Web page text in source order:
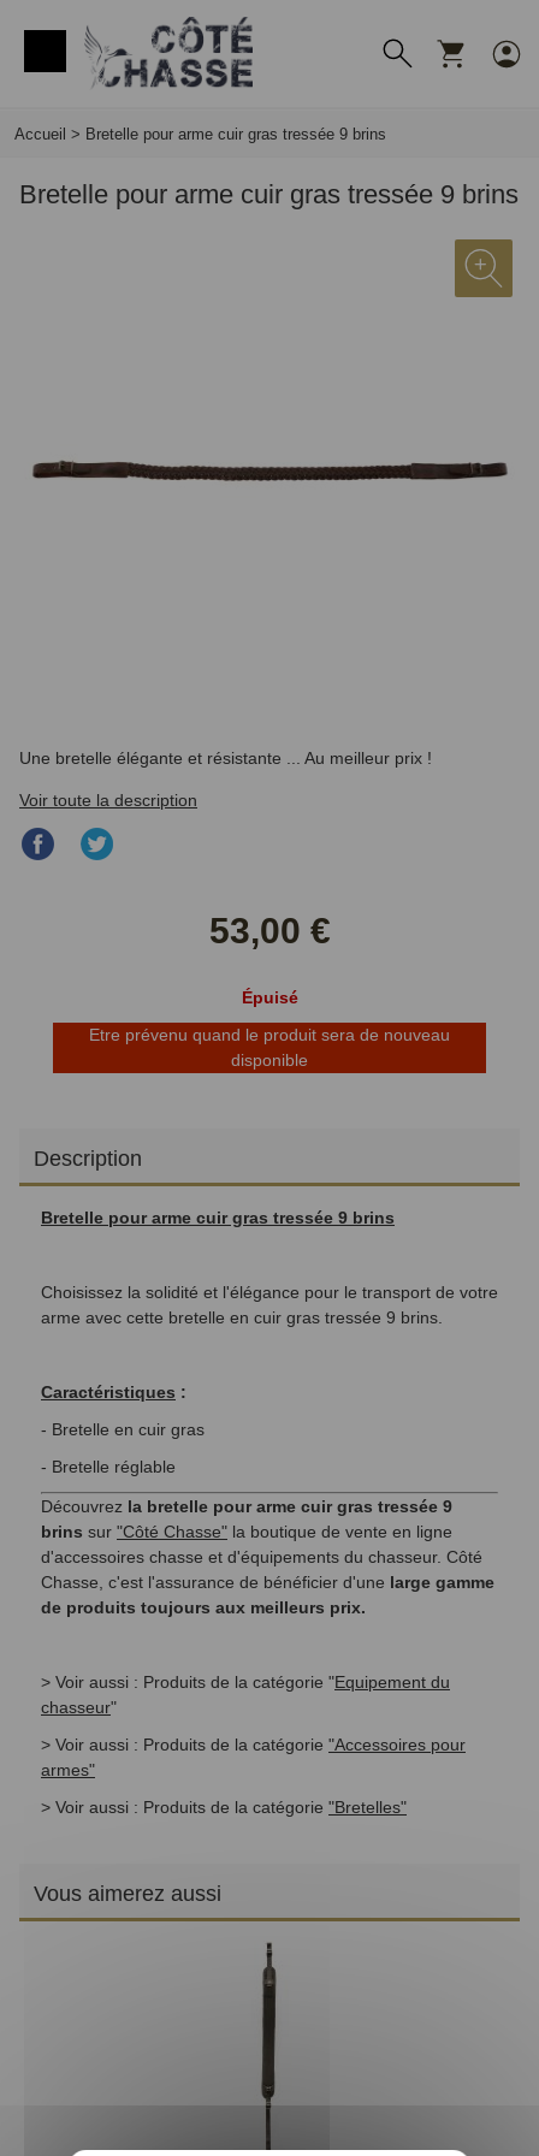
Accueil > Bretelle pour arme cuir gras tressée 9 brins
Bretelle pour arme cuir gras tressée 9 brins
Une bretelle élégante et résistante ... Au meilleur prix !
Voir toute la description
Partager
53,00 €
Épuisé
Etre prévenu quand le produit sera de nouveau
disponible
Description
Bretelle pour arme cuir gras tressée 9 brins
Choisissez la solidité et l'élégance pour le transport de votre
arme avec cette bretelle en cuir gras tressée 9 brins.
Caractéristiques :
- Bretelle en cuir gras
- Bretelle réglable
Découvrez la bretelle pour arme cuir gras tressée 9
brins sur "Côté Chasse" la boutique de vente en ligne
d'accessoires chasse et d'équipements du chasseur. Côté
Chasse, c'est l'assurance de bénéficier d'une large gamme
de produits toujours aux meilleurs prix.
> Voir aussi : Produits de la catégorie "Equipement du
chasseur"
> Voir aussi : Produits de la catégorie "Accessoires pour
armes"
> Voir aussi : Produits de la catégorie "Bretelles"
Vous aimerez aussi